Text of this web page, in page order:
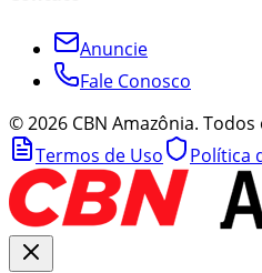
Anuncie
Fale Conosco
©2026 CBN Amazônia.
Termos de Uso
Política